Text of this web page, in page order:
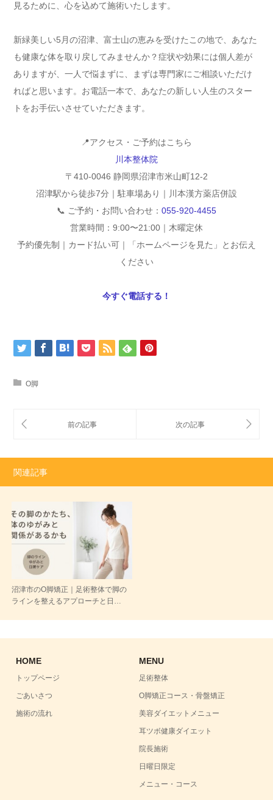
見るために、心を込めて施術いたします。
新緑美しい5月の沼津、富士山の恵みを受けたこの地で、あなた
も健康な体を取り戻してみませんか？症状や効果には個人差が
ありますが、一人で悩まずに、まずは専門家にご相談いただけ
ればと思います。お電話一本で、あなたの新しい人生のスター
トをお手伝いさせていただきます。
📍アクセス・ご予約はこちら
川本整体院
〒410-0046 静岡県沼津市米山町12-2
沼津駅から徒歩7分｜駐車場あり｜川本漢方薬店併設
📞 ご予約・お問い合わせ： 055-920-4455
営業時間：9:00〜21:00｜木曜定休
予約優先制｜カード払い可｜「ホームページを見た」とお伝え
ください
今すぐ電話する！
O脚
関連記事
沼津市のO脚矯正｜足術整体で脚の
ラインを整えるアプローチと日…
HOME
トップページ
ごあいさつ
施術の流れ
MENU
足術整体
O脚矯正コース・骨盤矯正
美容ダイエットメニュー
耳ツボ健康ダイエット
院長施術
日曜日限定
メニュー・コース